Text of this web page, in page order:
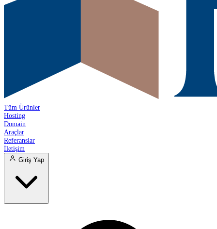
Tüm Ürünler
Hosting
Domain
Araçlar
Referanslar
İletişim
Giriş Yap